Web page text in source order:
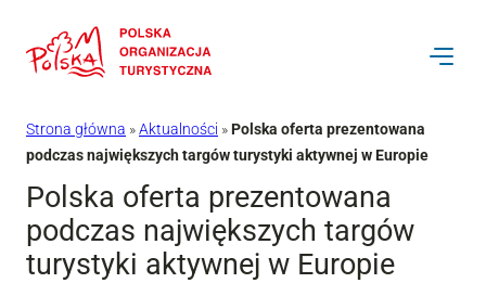
do
Strona główna »Aktualności »Polska oferta prezentowana
podczas największych targów turystyki aktywnej w Europie
Polska oferta prezentowana
podczas największych targów
turystyki aktywnej w Europie